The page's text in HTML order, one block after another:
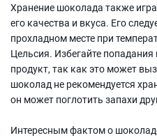
Хранение шоколада также
его качества и вкуса. Его
прохладном месте при
Цельсия. Избегайте
продукт, так как это может
шоколад не рекомендуется
он может поглотить запахи
Интересным фактом о